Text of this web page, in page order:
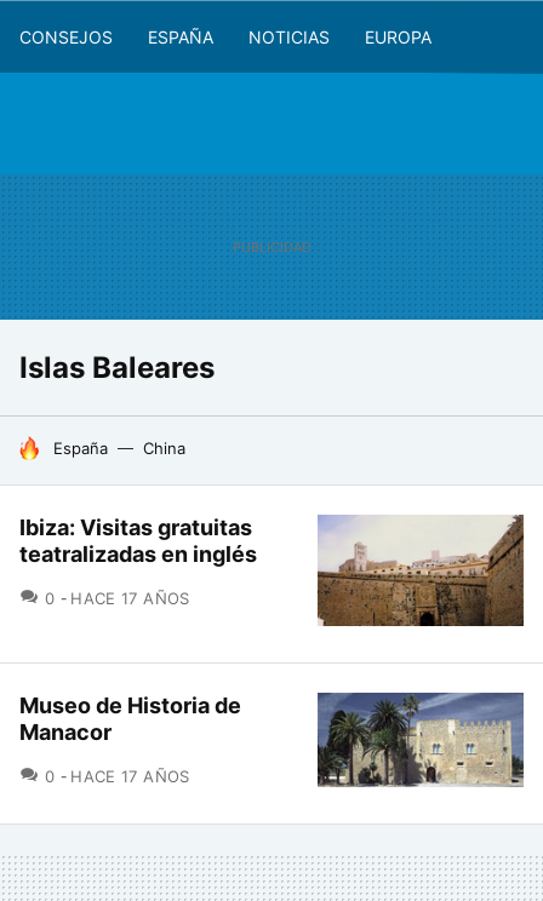
CONSEJOS ESPAÑA NOTICIAS EUROPA
Islas Baleares
HOY SE HABLA DE
España China
Ibiza: Visitas gratuitas
teatralizadas en inglés
0 COMENTARIOS
HACE 17 AÑOS
Museo de Historia de
Manacor
0 COMENTARIOS
HACE 17 AÑOS